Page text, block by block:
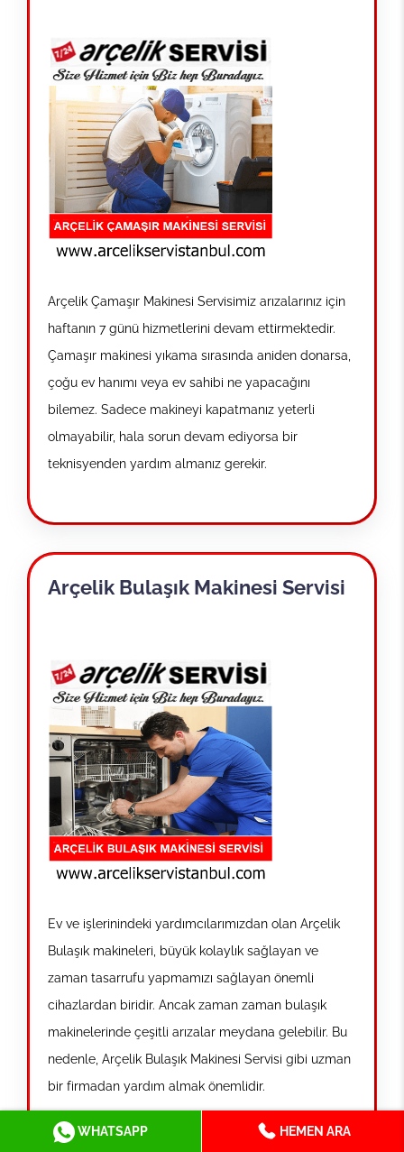
Arçelik Çamaşır Makinesi Servisimiz arızalarınız için
haftanın 7 günü hizmetlerini devam ettirmektedir.
Çamaşır makinesi yıkama sırasında aniden donarsa,
çoğu ev hanımı veya ev sahibi ne yapacağını
bilemez. Sadece makineyi kapatmanız yeterli
olmayabilir, hala sorun devam ediyorsa bir
teknisyenden yardım almanız gerekir.
Arçelik Bulaşık Makinesi Servisi
Ev ve işlerinindeki yardımcılarımızdan olan Arçelik
Bulaşık makineleri, büyük kolaylık sağlayan ve
zaman tasarrufu yapmamızı sağlayan önemli
cihazlardan biridir. Ancak zaman zaman bulaşık
makinelerinde çeşitli arızalar meydana gelebilir. Bu
nedenle, Arçelik Bulaşık Makinesi Servisi gibi uzman
bir firmadan yardım almak önemlidir.
WHATSAPP HEMEN ARA